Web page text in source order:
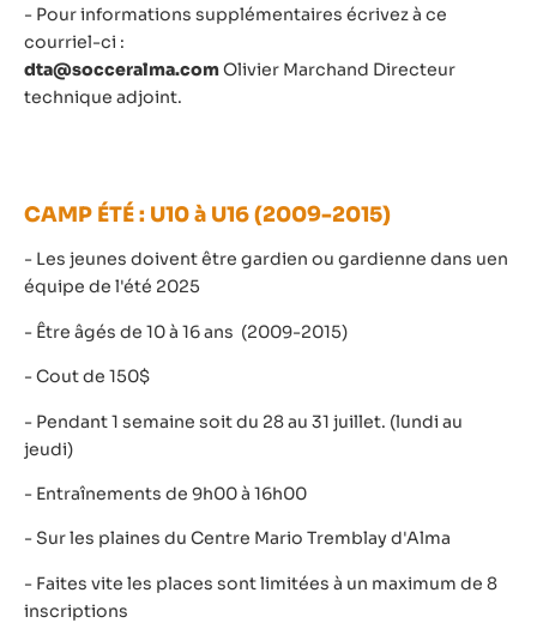
- Pour informations supplémentaires écrivez à ce
courriel-ci :
dta@socceralma.comOlivier Marchand Directeur
technique adjoint.
CAMP ÉTÉ : U10 à U16 (2009-2015)
- Les jeunes doivent être gardien ou gardienne dans uen
équipe de l'été 2025
- Être âgés de 10 à 16 ans (2009-2015)
- Cout de 150$
- Pendant 1 semaine soit du 28 au 31 juillet. (lundi au
jeudi)
- Entraînements de 9h00 à 16h00
- Sur les plaines du Centre Mario Tremblay d'Alma
- Faites vite les places sont limitées à un maximum de 8
inscriptions